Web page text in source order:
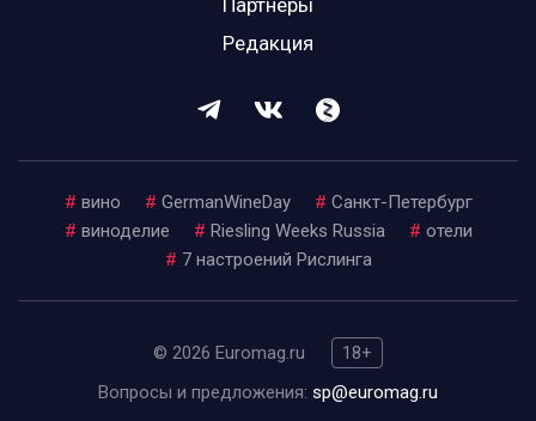
Партнеры
Редакция
# вино # GermanWineDay # Санкт-Петербург
# виноделие # Riesling Weeks Russia # отели
# 7 настроений Рислинга
© 2026 Euromag.ru
18+
Вопросы и предложения: sp@euromag.ru